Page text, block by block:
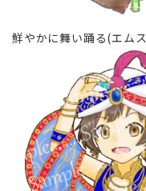
鮮やかに舞い踊る(エム